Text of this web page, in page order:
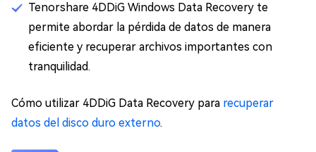
Tenorshare 4DDiG Windows Data Recovery te
permite abordar la pérdida de datos de manera
eficiente y recuperar archivos importantes con
tranquilidad.
Cómo utilizar 4DDiG Data Recovery para recuperar
datos del disco duro externo.